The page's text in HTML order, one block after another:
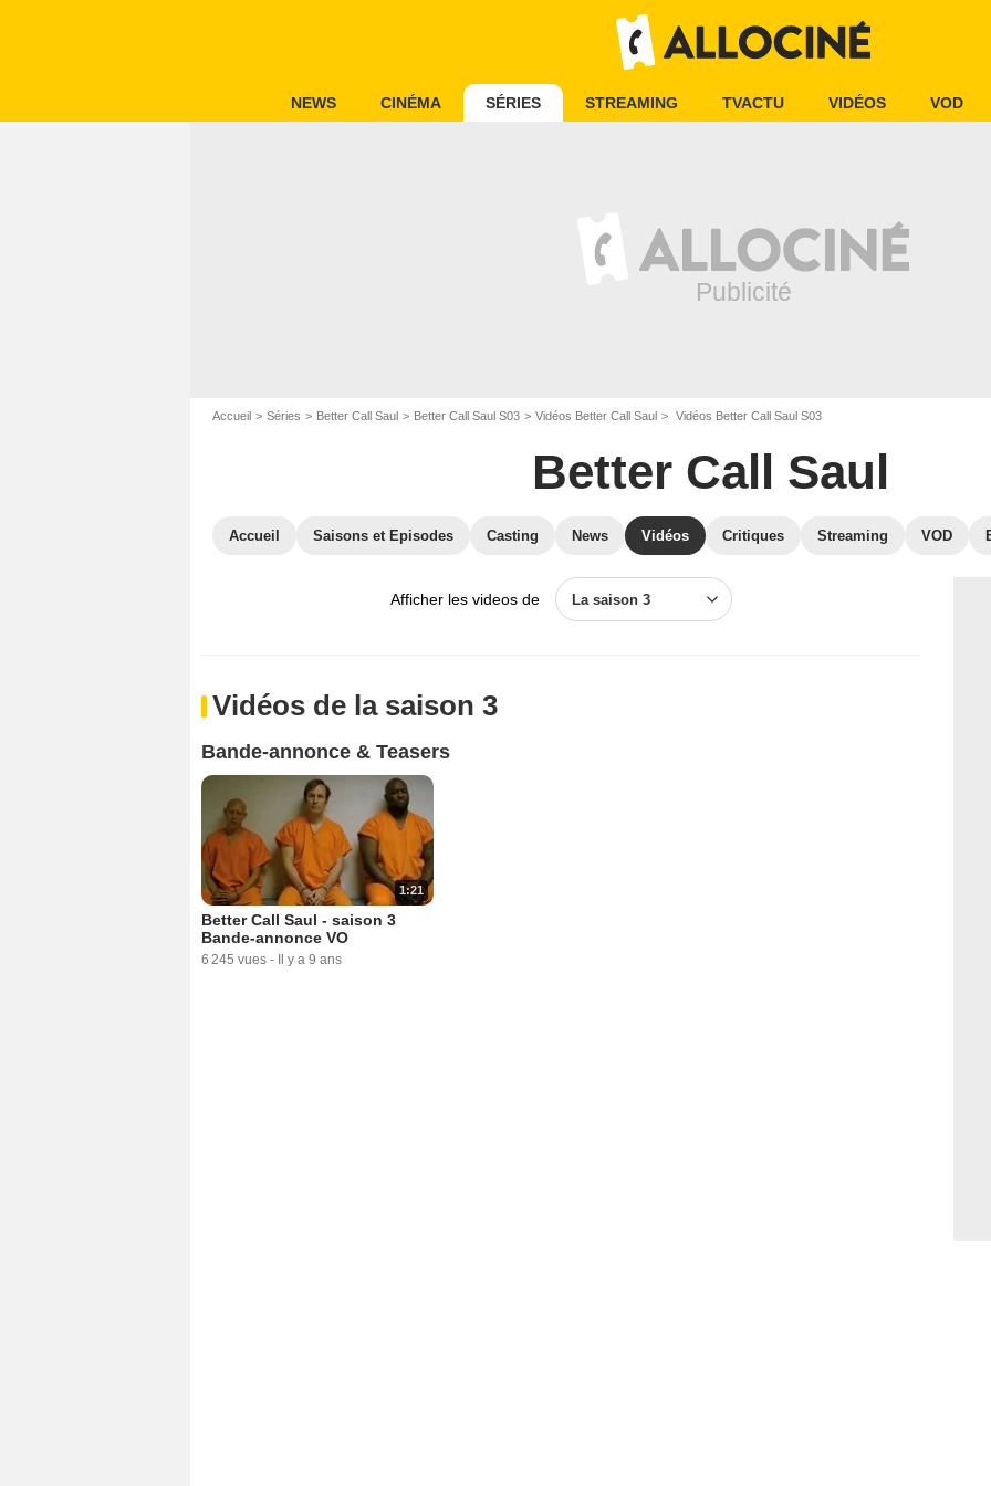
NEWS CINÉMA SÉRIES STREAMING TVACTU VIDÉOS VOD
Accueil Séries Better Call Saul Better Call Saul S03 Vidéos Better Call Saul Vidéos Better Call Saul S03
Better Call Saul
Accueil Saisons et Episodes Casting News Vidéos Critiques Streaming VOD
Afficher les videos de La saison 3
Vidéos de la saison 3
Bande-annonce & Teasers
1:21
Better Call Saul - saison 3
Bande-annonce VO
6 245 vues - Il y a 9 ans